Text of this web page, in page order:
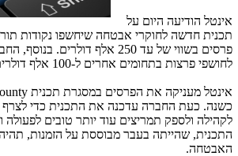
אינטל הודיעה היום על
תכנית חדשה לחוקרי אבטחה שיחשפו נקודות
פרסים בשווי של עד 250 אלף
לחושפי פרצות בתחומים אחרים ל-100 אלף דולרים.
אינטל מעניקה את הפרסים במסגרת תכנית
כשנה. כעת החברה עדכנה את התכנית כדי לצרף
לקהילה ולספק תמריצים עוד יותר טובים לפעולה
התכנית, שהייתה בעבר מבוססת על הזמנות,
האבטחה.